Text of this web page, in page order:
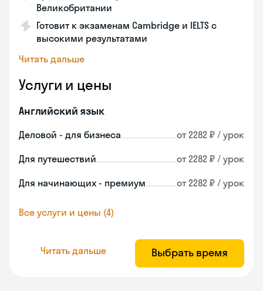
Великобритании
Готовит к экзаменам Cambridge и IELTS с
высокими результатами
Читать дальше
Услуги и цены
Английский язык
Деловой - для бизнеса от 2282 ₽ / урок
Для путешествий от 2282 ₽ / урок
Для начинающих - премиум от 2282 ₽ / урок
Все услуги и цены (4)
Читать дальше Выбрать время